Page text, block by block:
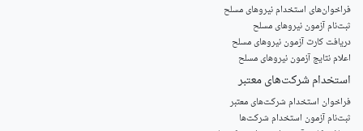
‌فراخوان‌های استخدام‌ نیروهای مسلح
ثبت‌نام آزمون نیروهای مسلح
دریافت کارت آزمون نیروهای مسلح
اعلام نتایج آزمون نیروهای مسلح
استخدام‌ شرکت‌های معتبر
فراخوان استخدام شرکت‌های معتبر
ثبت‌نام آزمون استخدام شرکت‌ها